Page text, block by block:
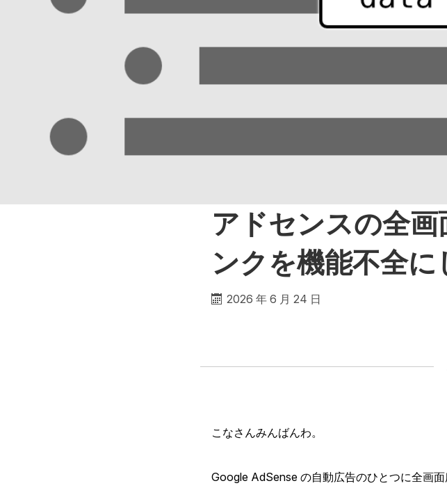
アドセンスの全画
ンクを機能不全
2026 年 6 月 24 日
こなさんみんばんわ。
Google AdSense の自動広告のひとつに全画